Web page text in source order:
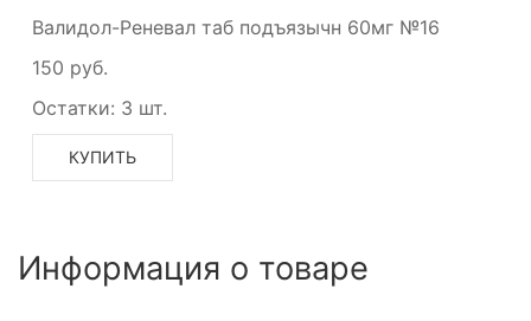
Валидол-Реневал таб подъязычн 60мг №16
150 руб.
Остатки: 3 шт.
КУПИТЬ
Информация о товаре